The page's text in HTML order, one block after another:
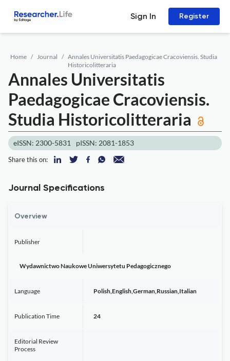
Sign In Register
Home Journal
Annales Universitatis Paedagogicae Cracoviensis. Studia
Historicolitteraria
Annales Universitatis
Paedagogicae Cracoviensis.
Studia Historicolitteraria
eISSN: 2300-5831 pISSN: 2081-1853
Share this on:
Journal Specifications
Overview
Publisher
Wydawnictwo Naukowe Uniwersytetu Pedagogicznego
Language Polish,English,German,Russian,Italian
Publication Time 24
Editorial Review
Process